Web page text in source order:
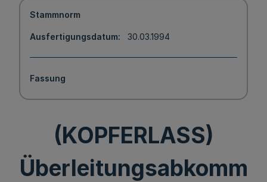
Stammnorm
Ausfertigungsdatum 30.03.1994
Fassung
(KOPFERLASS)
Überleitungsabkomm